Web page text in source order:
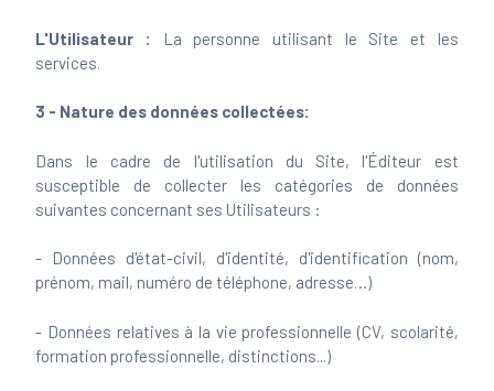
L'Utilisateur :
La personne utilisant le Site et les
services.
3 - Nature des données collectées:
Dans le cadre de l'utilisation du Site, l'Éditeur est
susceptible de collecter les catégories de données
suivantes concernant ses Utilisateurs :
- Données d'état-civil, d'identité, d'identification (nom,
prénom, mail, numéro de téléphone, adresse…)
- Données relatives à la vie professionnelle (CV, scolarité,
formation professionnelle, distinctions...)